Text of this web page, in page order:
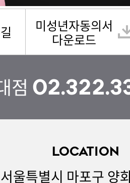
미성년자동의서
다운로드
점
LOCATION
서울특별시 마포구 양